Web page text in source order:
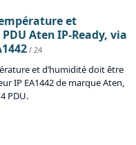
et
Aten IP-Ready, via
/ 24
et d’humidité doit être
IP EA1442 de marque Aten,
PDU.